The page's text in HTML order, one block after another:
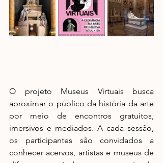
O projeto Museus Virtuais busca
aproximar o público da história da arte
por meio de encontros gratuitos,
imersivos e mediados. A cada sessão,
os participantes são convidados a
conhecer acervos, artistas e museus de